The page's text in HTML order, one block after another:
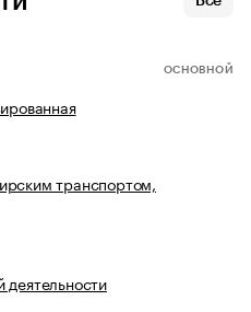
ОСНОВНОЙ
транспортом,